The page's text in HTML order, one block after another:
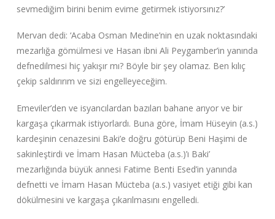
sevmediğim birini benim evime getirmek istiyorsınız?’
Mervan dedi: ‘Acaba Osman Medine’nin en uzak noktasındaki
mezarlığa gömülmesi ve Hasan ibni Ali Peygamber’in yanında
defnedilmesi hiç yakışır mı? Böyle bir şey olamaz. Ben kılıç
çekip saldırırım ve sizi engelleyeceğim.
Emeviler’den ve isyancılardan bazıları bahane arıyor ve bir
kargaşa çıkarmak istiyorlardı. Buna göre, İmam Hüseyin (a.s.)
kardeşinin cenazesini Baki’e doğru götürüp Beni Haşimi de
sakinleştirdi ve İmam Hasan Mücteba (a.s.)’ı Baki’
mezarlığında büyük annesi Fatime Benti Esed’in yanında
defnetti ve İmam Hasan Mücteba (a.s.) vasiyet etiği gibi kan
dökülmesini ve kargaşa çıkarılmasını engelledi.